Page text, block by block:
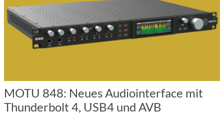
MOTU 848: Neues Audiointerface mit
Thunderbolt 4, USB4 und AVB